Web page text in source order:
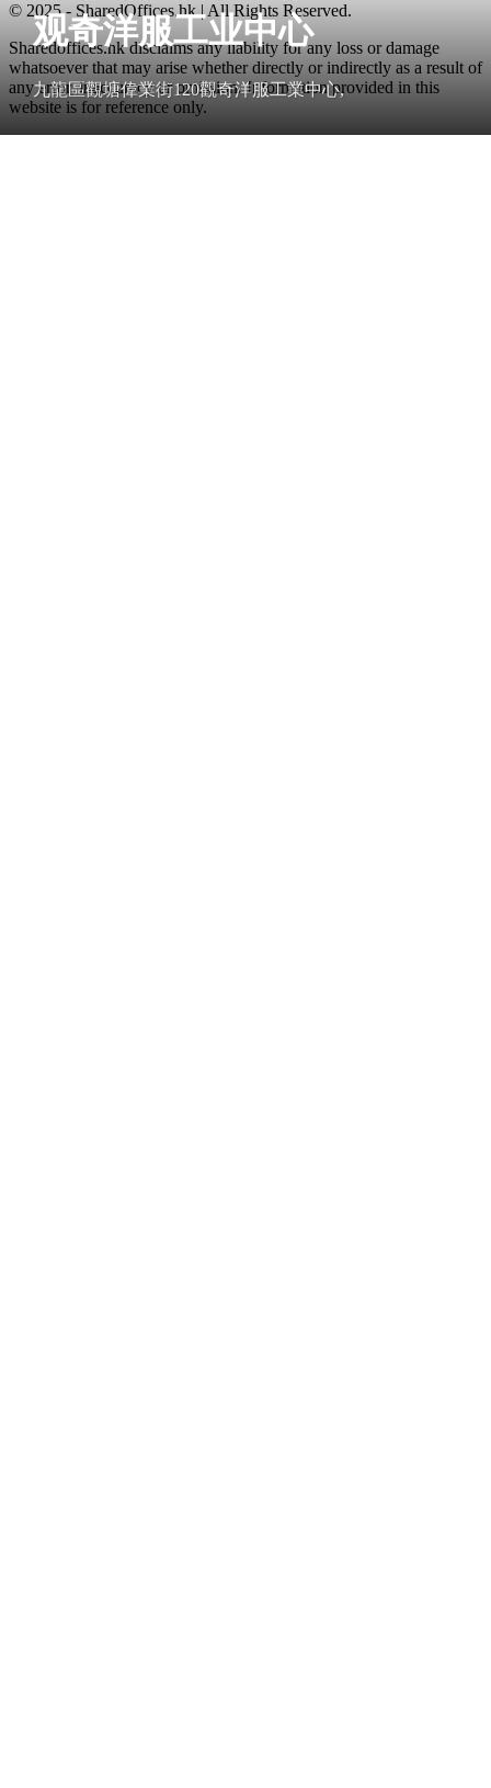
观奇洋服工业中心
九龍區觀塘偉業街120觀奇洋服工業中心,
© 2025 - SharedOffices.hk | All Rights Reserved.
Sharedoffices.hk disclaims any liability for any loss or damage
whatsoever that may arise whether directly or indirectly as a result of
any error, inaccuracy or omission. Information provided in this
website is for reference only.